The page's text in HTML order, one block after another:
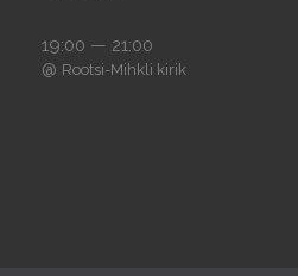
19:00 — 21:00
@ Rootsi-Mihkli kirik